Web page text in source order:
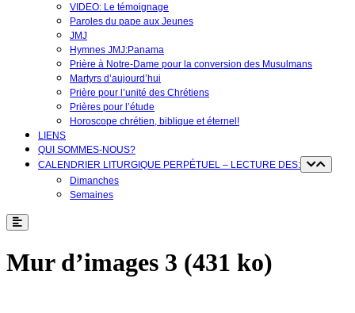
VIDEO: Le témoignage
Paroles du pape aux Jeunes
JMJ
Hymnes JMJ:Panama
Prière à Notre-Dame pour la conversion des Musulmans
Martyrs d’aujourd’hui
Prière pour l’unité des Chrétiens
Prières pour l’étude
Horoscope chrétien, biblique et éternel!
LIENS
QUI SOMMES-NOUS?
CALENDRIER LITURGIQUE PERPÉTUEL – LECTURE DES:
Dimanches
Semaines
Mur d’images 3 (431 ko)